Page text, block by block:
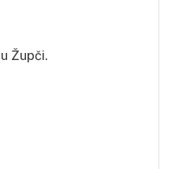
Župči.